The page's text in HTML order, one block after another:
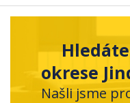
okrese
Našli jsme